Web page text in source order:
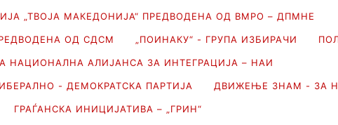
„ТВОЈА МАКЕДОНИЈА“ ПРЕДВОДЕНА ОД ВМРО – ДПМНЕ
ОД СДСМ „ПОИНАКУ“ - ГРУПА ИЗБИРАЧИ
НАЦИОНАЛНА АЛИЈАНСА ЗА ИНТЕГРАЦИЈА – НАИ
- ДЕМОКРАТСКА ПАРТИЈА ДВИЖЕЊЕ ЗНАМ - ЗА
ГРАЃАНСКА ИНИЦИЈАТИВА – „ГРИН“